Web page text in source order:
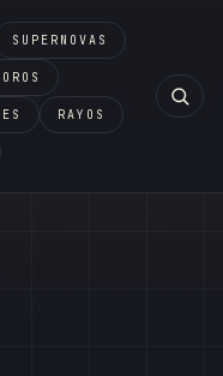
SUPERNOVAS
RAYOS